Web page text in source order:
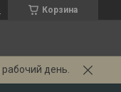
Корзина
день.